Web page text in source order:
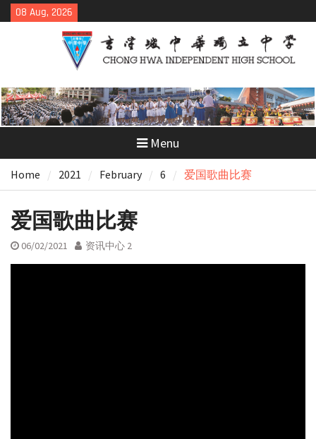
Skip
to
08 Aug, 2026
Menu
Home 2021 February 6 爱国歌曲比赛
爱国歌曲比赛
06/02/2021 资讯中心 2